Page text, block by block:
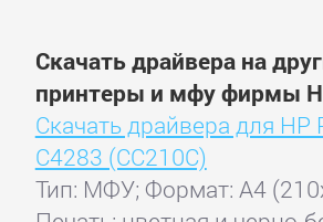
Скачать драйвера на
принтеры и мфу фирмы
Скачать драйвера для
C4283 (CC210C)
Тип: МФУ; Формат: A4